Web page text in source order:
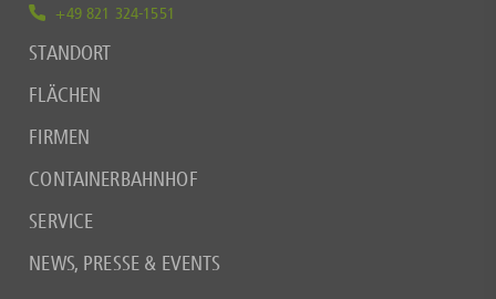
+49 821 324-1551
STANDORT
FLÄCHEN
FIRMEN
CONTAINERBAHNHOF
SERVICE
NEWS, PRESSE & EVENTS